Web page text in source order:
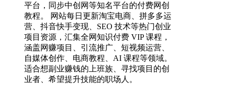
平台，同步中创网等知名平台的付费网创
教程。 网站每日更新淘宝电商、拼多多运
营、抖音快手变现、SEO 技术等热门创业
项目资源，汇集全网知识付费 VIP 课程，
涵盖网赚项目、引流推广、短视频运营、
自媒体创作、电商教程、AI 课程等领域。
适合想副业赚钱的上班族、寻找项目的创
业者、希望提升技能的职场人。